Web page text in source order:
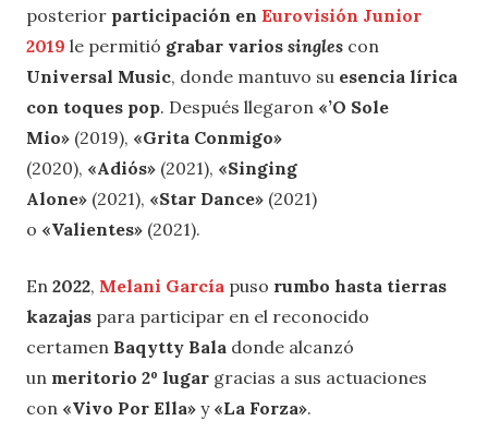
posterior participación en Eurovisión Junior
2019 le permitió grabar varios singles con
Universal Music, donde mantuvo su esencia lírica
con toques pop. Después llegaron «’O Sole
Mio» (2019), «Grita Conmigo»
(2020), «Adiós» (2021), «Singing
Alone» (2021), «Star Dance» (2021)
o «Valientes» (2021).
En 2022, Melani García puso rumbo hasta tierras
kazajas para participar en el reconocido
certamen Baqytty Bala donde alcanzó
un meritorio 2º lugar gracias a sus actuaciones
con «Vivo Por Ella» y «La Forza».